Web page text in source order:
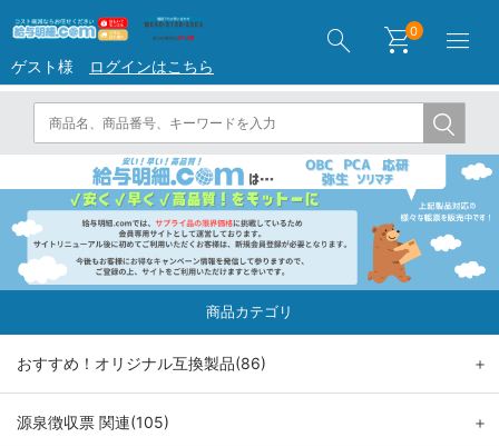
ゲスト様 ログインはこちら
search shopping_cart0 menu
商品カテゴリ
おすすめ！オリジナル互換製品(86) ＋
源泉徴収票 関連(105) ＋